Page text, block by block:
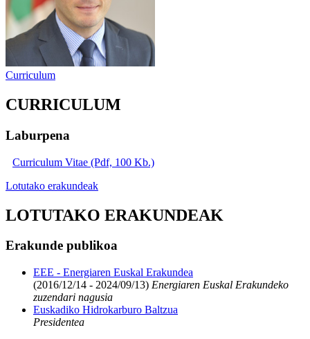
Curriculum
CURRICULUM
Laburpena
Curriculum Vitae (Pdf, 100 Kb.)
Lotutako erakundeak
LOTUTAKO ERAKUNDEAK
Erakunde publikoa
EEE - Energiaren Euskal Erakundea
(2016/12/14 - 2024/09/13) Energiaren Euskal Erakundeko
zuzendari nagusia
Euskadiko Hidrokarburo Baltzua
Presidentea